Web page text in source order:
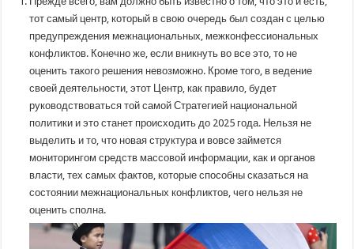
тот самый центр, который в свою очередь был создан с целью
предупреждения межнациональных, межконфессиональных
конфликтов. Конечно же, если вникнуть во все это, то не
оценить такого решения невозможно. Кроме того, в ведение
своей деятельности, этот Центр, как правило, будет
руководствоваться той самой Стратегией национальной
политики и это станет происходить до 2025 года. Нельзя не
выделить и то, что новая структура и вовсе займется
мониторингом средств массовой информации, как и органов
власти, тех самых фактов, которые способны сказаться на
состоянии межнациональных конфликтов, чего нельзя не
оценить сполна.